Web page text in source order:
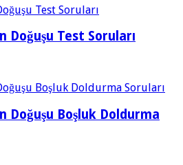
Test Soruları
Boşluk Doldurma